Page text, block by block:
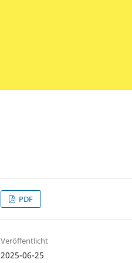
PDF
Veröffentlicht
2025-06-25